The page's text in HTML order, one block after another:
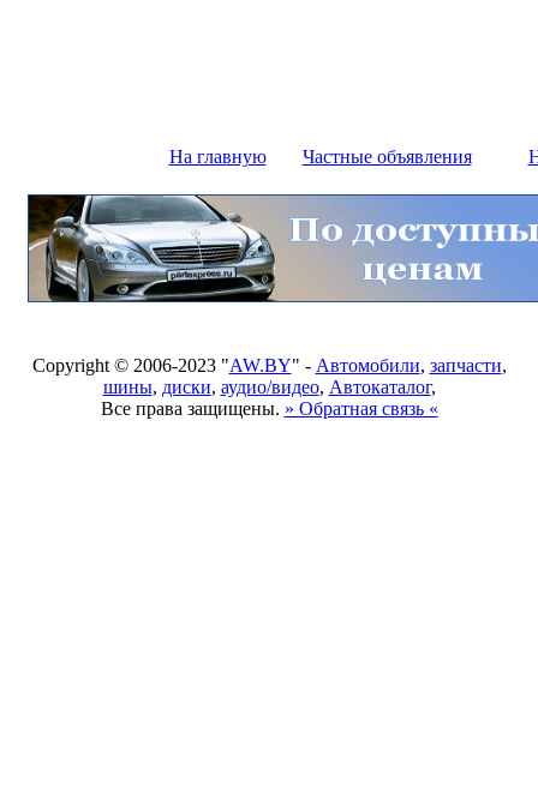
На главную Частные объявления
Copyright © 2006-2023 "AW.BY" - Автомобили, запчасти,
шины, диски, аудио/видео, Автокаталог,
Все права защищены. » Обратная связь «